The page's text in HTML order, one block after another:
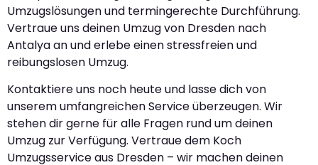
Umzugslösungen und termingerechte Durchführung.
Vertraue uns deinen Umzug von Dresden nach
Antalya an und erlebe einen stressfreien und
reibungslosen Umzug.
Kontaktiere uns noch heute und lasse dich von
unserem umfangreichen Service überzeugen. Wir
stehen dir gerne für alle Fragen rund um deinen
Umzug zur Verfügung. Vertraue dem Koch
Umzugsservice aus Dresden – wir machen deinen